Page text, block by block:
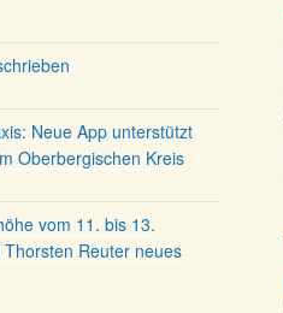
Neue App unterstützt
Oberbergischen Kreis
vom 11. bis 13.
Reuter neues